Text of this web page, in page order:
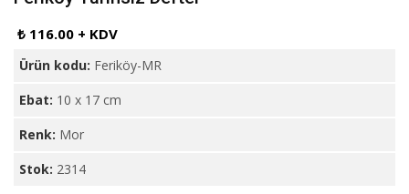
₺ 116.00 + KDV
Ürün kodu: Feriköy-MR
Ebat: 10 x 17 cm
Renk: Mor
Stok: 2314